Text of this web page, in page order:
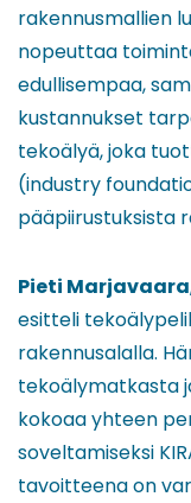
rakennusmallien
nopeuttaa
edullisempaa,
kustannukset
tekoälyä, joka
(industry
pääpiirustuksista
Pieti Marjavaara
esitteli
rakennusalalla.
tekoälymatkasta
kokoaa yhteen
soveltamiseksi
tavoitteena on